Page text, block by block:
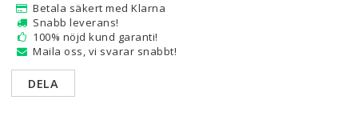
Betala säkert med Klarna
Snabb leverans!
100% nöjd kund garanti!
Maila oss, vi svarar snabbt!
DELA